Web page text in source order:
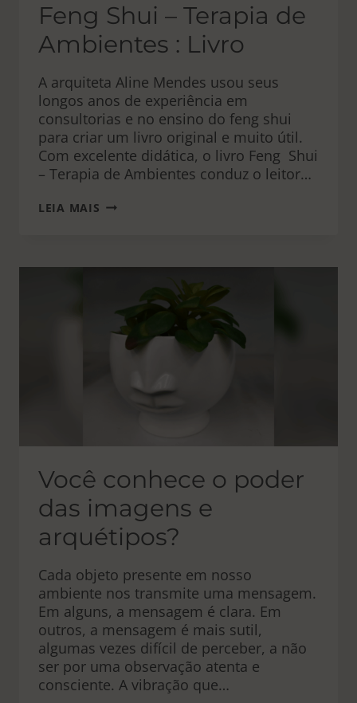
Feng Shui – Terapia de
Ambientes : Livro
A arquiteta Aline Mendes usou seus
longos anos de experiência em
consultorias e no ensino do feng shui
para criar um livro original e muito útil.
Com excelente didática, o livro Feng Shui
– Terapia de Ambientes conduz o leitor…
LEIA MAIS FENG
LIVRO
Você conhece o poder
das imagens e
arquétipos?
Cada objeto presente em nosso
ambiente nos transmite uma mensagem.
Em alguns, a mensagem é clara. Em
outros, a mensagem é mais sutil,
algumas vezes difícil de perceber, a não
ser por uma observação atenta e
consciente. A vibração que…